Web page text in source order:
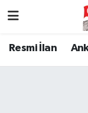
Resmi İlan